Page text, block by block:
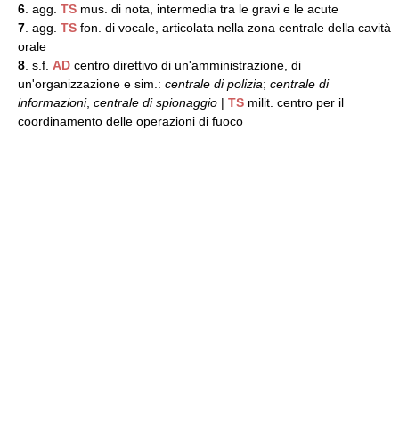
6 . agg. TS mus. di nota, intermedia tra le gravi e le acute
7 . agg. TS fon. di vocale, articolata nella zona centrale della cavità
orale
8 . s.f. AD centro direttivo di un'amministrazione, di
un'organizzazione e sim.: centrale di polizia; centrale di
informazioni, centrale di spionaggio | TS milit. centro per il
coordinamento delle operazioni di fuoco